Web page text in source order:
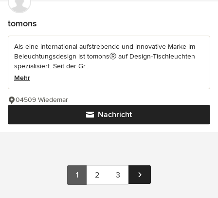
tomons
Als eine international aufstrebende und innovative Marke im
Beleuchtungsdesign ist tomonsⓇ auf Design-Tischleuchten
spezialisiert. Seit der Gr...
Mehr
Nachricht
04509 Wiedemar
1 2 3